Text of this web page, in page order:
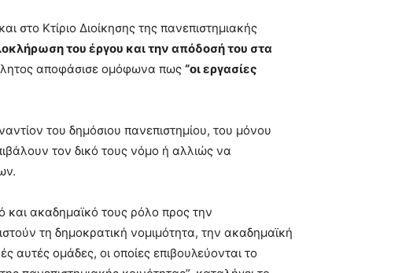
στο Κτίριο Διοίκησης της πανεπιστημιακής
του έργου και την απόδοσή του στα
αποφάσισε ομόφωνα πως “οι εργασίες
του δημόσιου πανεπιστημίου, του μόνου
τον δικό τους νόμο ή αλλιώς να
ακαδημαϊκό τους ρόλο προς την
τη δημοκρατική νομιμότητα, την ακαδημαϊκή
αυτές ομάδες, οι οποίες επιβουλεύονται το